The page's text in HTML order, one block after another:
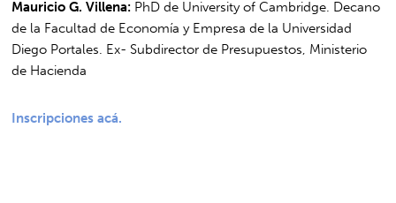
Mauricio G. Villena: PhD de University of Cambridge. Decano
de la Facultad de Economía y Empresa de la Universidad
Diego Portales. Ex- Subdirector de Presupuestos, Ministerio
de Hacienda
Inscripciones acá.